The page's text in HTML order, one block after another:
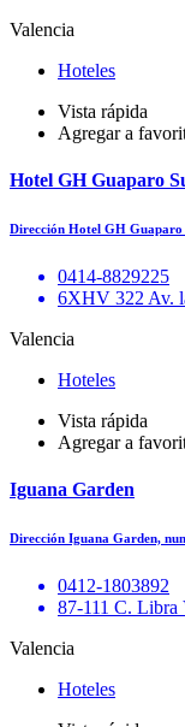
Valencia
Hoteles
Vista rápida
Agregar a
Hotel GH Guaparo
Dirección Hotel GH Guaparo
0414-8829225
6XHV 322 Av.
Valencia
Hoteles
Vista rápida
Agregar a
Iguana Garden
Dirección Iguana Garden,
0412-1803892
87-111 C. Libra
Valencia
Hoteles